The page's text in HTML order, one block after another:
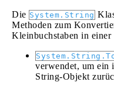
Die System.String
Methoden zum
Kleinbuchstaben in einer
verwendet, um ein
String-Objekt